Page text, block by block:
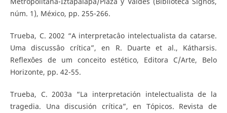
núm. 1), México, pp. 255-266.
Trueba, C. 2002 “A interpretacâo intelectualista da catarse.
Uma discussâo crítica”, en R. Duarte et al., Kátharsis.
Reflexôes de um conceito estético, Editora C/Arte, Belo
Horizonte, pp. 42-55.
Trueba, C. 2003a “La interpretación intelectualista de la
tragedia. Una discusión crítica”, en Tópicos. Revista de